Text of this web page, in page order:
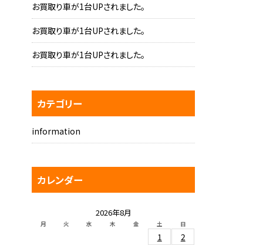
お買取り車が1台UPされました。
お買取り車が1台UPされました。
お買取り車が1台UPされました。
カテゴリー
information
カレンダー
2026年8月
月 火 水 木 金 土 日
1
2